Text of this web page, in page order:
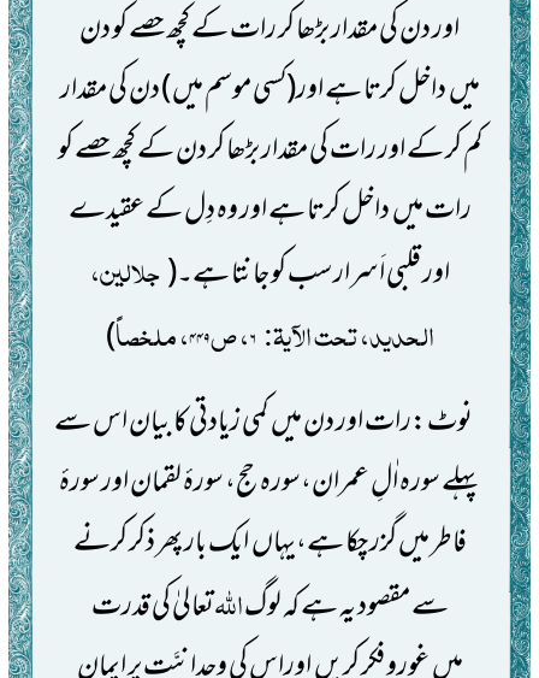
اور دن کی مقدار بڑھا کر رات کے کچھ حصے کو دن
میں داخل کرتا ہے اور(کسی موسم میں )دن کی مقدار
کم کر کے اور رات کی مقدار بڑھا کر دن کے کچھ حصے کو
رات میں داخل کرتا ہے اور وہ دِل کے عقیدے
اور قلبی اَسرار سب کو جانتا ہے۔(جلالین،
الحدید، تحت الآیۃ: ۶، ص۴۴۹، ملخصاً)
نوٹ:رات اور دن میں کمی زیادتی کا بیان اس سے
پہلے سورہ اٰلِ عمران،سورہ حج، سورۂ لقمان اور سورۂ
فاطر میں گزر چکا ہے،یہاں ایک بار پھر ذکر کرنے
سے مقصود یہ ہے کہ لوگاللہتعالیٰ کی قدرت